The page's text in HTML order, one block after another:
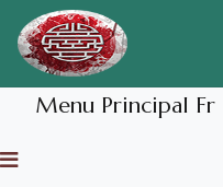
Menu Principal Fr